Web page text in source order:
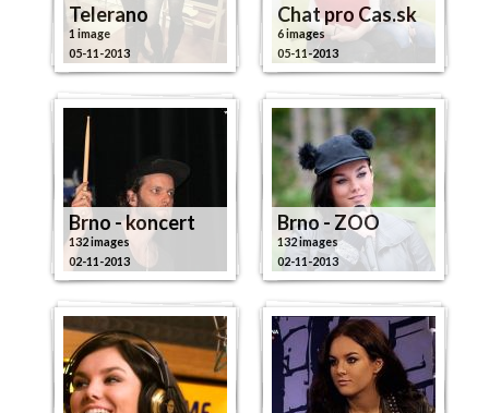
Telerano
1 image
05-11-2013
Chat pro Cas.sk
6 images
05-11-2013
Brno - koncert
132 images
02-11-2013
Brno - ZOO
132 images
02-11-2013